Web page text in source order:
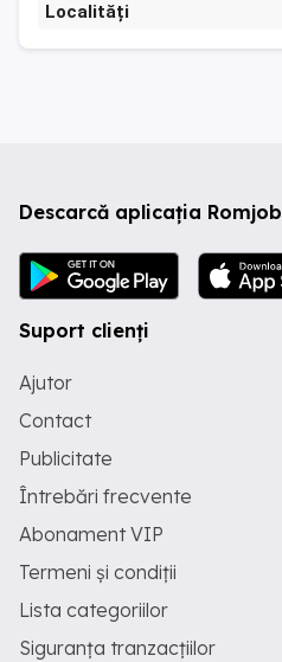
Localități
Descarcă aplicația Romjob
Suport clienți
Ajutor
Contact
Publicitate
Întrebări frecvente
Abonament VIP
Termeni și condiții
Lista categoriilor
Siguranța tranzacțiilor